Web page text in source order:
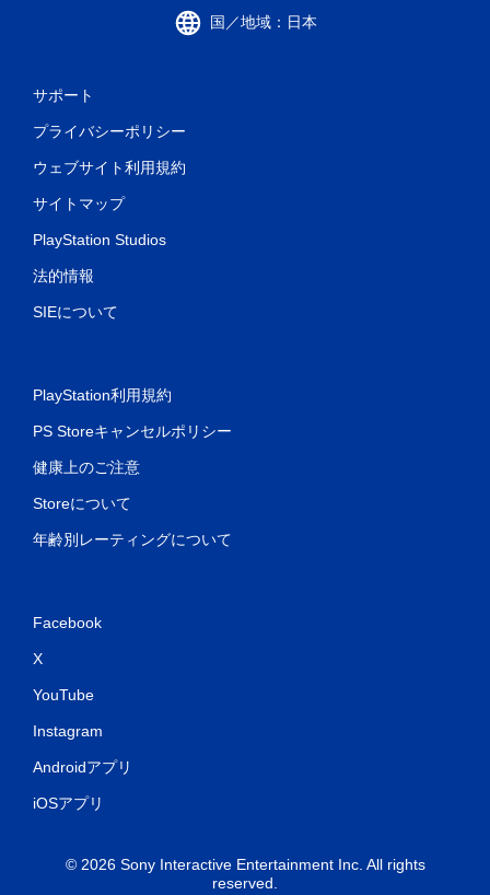
国／地域：日本
サポート
プライバシーポリシー
ウェブサイト利用規約
サイトマップ
PlayStation Studios
法的情報
SIEについて
PlayStation利用規約
PS Storeキャンセルポリシー
健康上のご注意
Storeについて
年齢別レーティングについて
Facebook
X
YouTube
Instagram
Androidアプリ
iOSアプリ
© 2026 Sony Interactive Entertainment Inc. All rights
reserved.